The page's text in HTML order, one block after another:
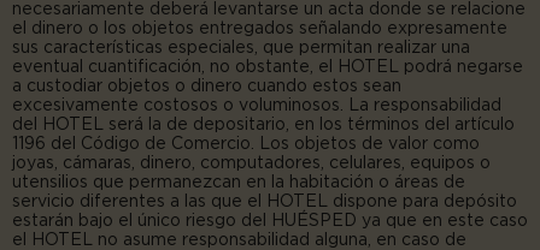
necesariamente deberá levantarse un acta donde se relacione
el dinero o los objetos entregados señalando expresamente
sus características especiales, que permitan realizar una
eventual cuantificación, no obstante, el HOTEL podrá negarse
a custodiar objetos o dinero cuando estos sean
excesivamente costosos o voluminosos. La responsabilidad
del HOTEL será la de depositario, en los términos del artículo
1196 del Código de Comercio. Los objetos de valor como
joyas, cámaras, dinero, computadores, celulares, equipos o
utensilios que permanezcan en la habitación o áreas de
servicio diferentes a las que el HOTEL dispone para depósito
estarán bajo el único riesgo del HUÉSPED ya que en este caso
el HOTEL no asume responsabilidad alguna, en caso de